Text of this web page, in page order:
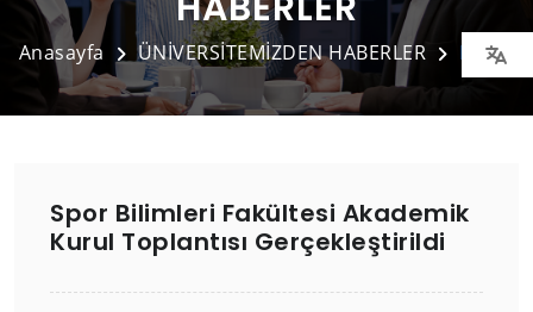
Anasayfa ÜNİVERSİTEMİZDEN HABERLER Detay
Spor Bilimleri Fakültesi Akademik
Kurul Toplantısı Gerçekleştirildi